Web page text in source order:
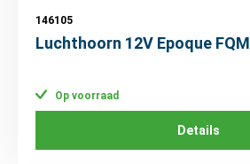
146105
Luchthoorn 12V Epoque FQM
Op voorraad
Details